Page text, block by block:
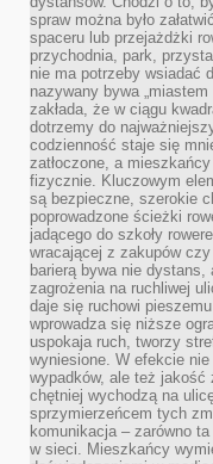
spraw można było
spaceru lub przejażdżki
przychodnia, park,
nie ma potrzeby wsiadać
nazywany bywa
zakłada, że w ciągu
dotrzemy do
codzienność staje się
zatłoczone, a
fizycznie. Kluczowym
są bezpieczne, szerokie
poprowadzone ścieżki
jadącego do szkoły
wracającej z zakupów
barierą bywa nie dystans,
zagrożenia na ruchliwej
daje się ruchowi
wprowadza się niższe
uspokaja ruch, tworzy
wyniesione. W efekcie
wypadków, ale też
chętniej wychodzą na
sprzymierzeńcem tych
komunikacja – zarówno
w sieci. Mieszkańcy